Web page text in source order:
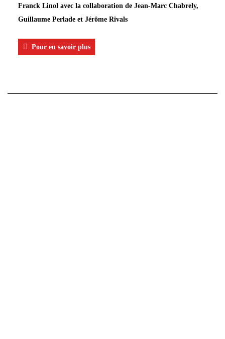
Franck Linol avec la collaboration de Jean-Marc Chabrely,
Guillaume Perlade et Jérôme Rivals
Pour en savoir plus